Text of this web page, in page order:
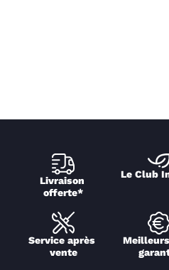
Livraison
offerte*
Le Club
Service après
vente